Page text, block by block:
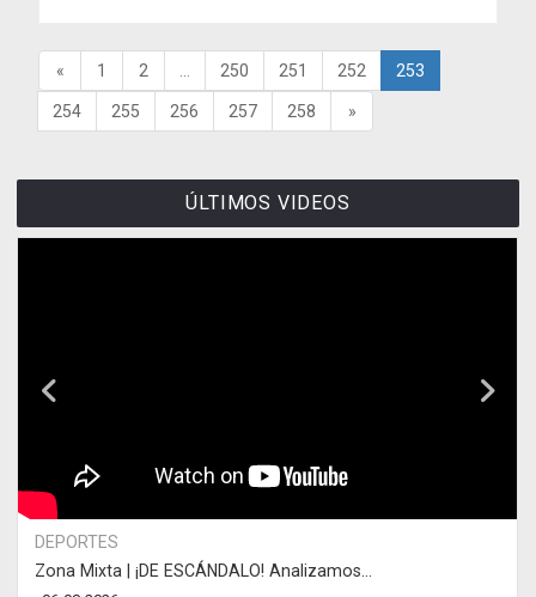
« 1 2 250 251 252 253
254 255 256 257 258 »
ÚLTIMOS VIDEOS
DEPORTES
Zona Mixta | ¡DE ESCÁNDALO! Analizamos...